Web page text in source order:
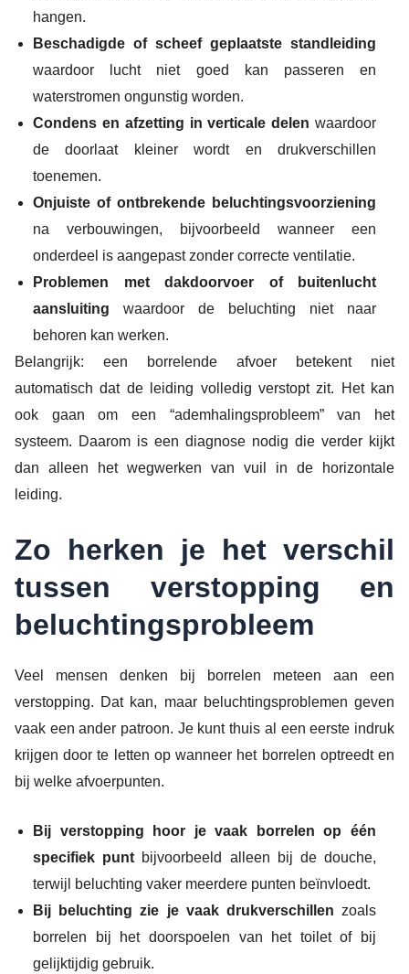
hangen.
Beschadigde of scheef geplaatste standleiding
waardoor lucht niet goed kan passeren en
waterstromen ongunstig worden.
Condens en afzetting in verticale delen waardoor
de doorlaat kleiner wordt en drukverschillen
toenemen.
Onjuiste of ontbrekende beluchtingsvoorziening
na verbouwingen, bijvoorbeeld wanneer een
onderdeel is aangepast zonder correcte ventilatie.
Problemen met dakdoorvoer of buitenlucht
aansluiting waardoor de beluchting niet naar
behoren kan werken.
Belangrijk: een borrelende afvoer betekent niet
automatisch dat de leiding volledig verstopt zit. Het kan
ook gaan om een “ademhalingsprobleem” van het
systeem. Daarom is een diagnose nodig die verder kijkt
dan alleen het wegwerken van vuil in de horizontale
leiding.
Zo herken je het verschil
tussen verstopping en
beluchtingsprobleem
Veel mensen denken bij borrelen meteen aan een
verstopping. Dat kan, maar beluchtingsproblemen geven
vaak een ander patroon. Je kunt thuis al een eerste indruk
krijgen door te letten op wanneer het borrelen optreedt en
bij welke afvoerpunten.
Bij verstopping hoor je vaak borrelen op één
specifiek puntbijvoorbeeld alleen bij de douche,
terwijl beluchting vaker meerdere punten beïnvloedt.
Bij beluchting zie je vaak drukverschillen zoals
borrelen bij het doorspoelen van het toilet of bij
gelijktijdig gebruik.